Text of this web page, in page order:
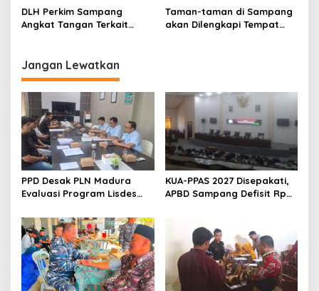
Disarankan DLH Perkim
Sampang
DLH Perkim Sampang
Angkat Tangan Terkait
Taman-taman di Sampang
akan Dilengkapi Tempat
Jangan Lewatkan
PPD Desak PLN Madura
Evaluasi Program Lisdes
KUA-PPAS 2027 Disepakati,
APBD Sampang Defisit Rp